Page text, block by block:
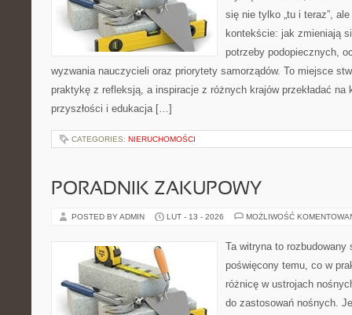
się nie tylko „tu i teraz”,
kontekście: jak zmieniają
potrzeby podopiecznych,
wyzwania nauczycieli oraz priorytety samorządów. To miejsce
praktykę z refleksją, a inspiracje z różnych krajów przekładać na
przyszłości i edukacja […]
CATEGORIES: NIERUCHOMOŚCI
PORADNIK ZAKUPOWY
POSTED BY ADMIN LUT - 13 - 2026 MOŻLIWOŚĆ
Ta witryna to rozbudowany
poświęcony temu, co w
różnicę w ustrojach
do zastosowań nośnych.